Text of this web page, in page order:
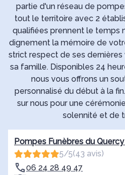
partie d'un réseau de
tout le territoire avec 2
qualifiées prennent le temps
dignement la mémoire de
strict respect de ses
sa famille. Disponibles 24
nous vous offrons un
personnalisé du début à la
sur nous pour une
solennité et de
Pompes Funèbres du
5/5(43 avis)
06 24 28 49 47